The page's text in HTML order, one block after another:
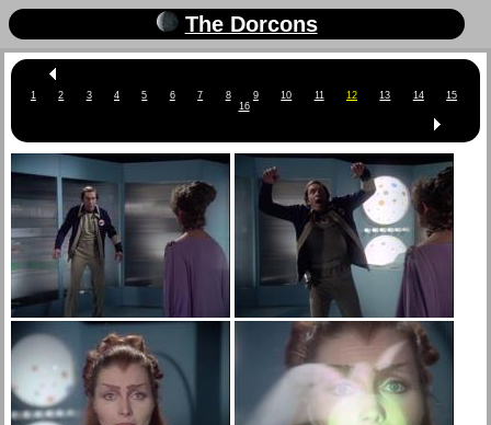
The Dorcons
1 2 3 4 5 6 7 8 9 10 11 12 13 14
15
16